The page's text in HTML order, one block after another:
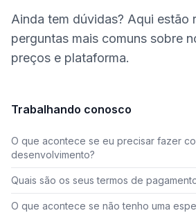
Ainda tem dúvidas? Aqui estão
perguntas mais comuns sobre
preços e plataforma.
Trabalhando conosco
O que acontece se eu precisar fazer
desenvolvimento?
Quais são os seus termos de
O que acontece se não tenho uma